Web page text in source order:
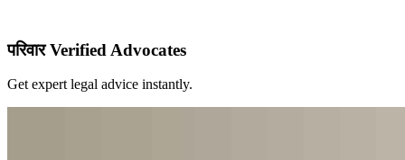
परिवार Verified Advocates
Get expert legal advice instantly.